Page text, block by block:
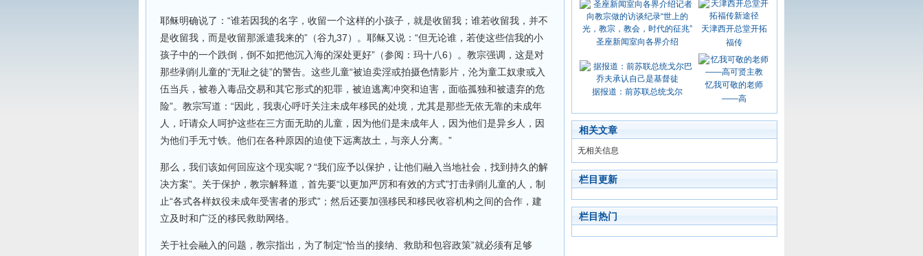
耶稣明确说了：“谁若因我的名字，收留一个这样的小孩子，就是收留我；谁若收留我，并不
是收留我，而是收留那派遣我来的”（谷九37）。耶稣又说：“但无论谁，若使这些信我的小
孩子中的一个跌倒，倒不如把他沉入海的深处更好”（参阅：玛十八6）。教宗强调，这是对
那些剥削儿童的“无耻之徒”的警告。这些儿童“被迫卖淫或拍摄色情影片，沦为童工奴隶或入
伍当兵，被卷入毒品交易和其它形式的犯罪，被迫逃离冲突和迫害，面临孤独和被遗弃的危
险”。教宗写道：“因此，我衷心呼吁关注未成年移民的处境，尤其是那些无依无靠的未成年
人，吁请众人呵护这些在三方面无助的儿童，因为他们是未成年人，因为他们是异乡人，因
为他们手无寸铁。他们在各种原因的迫使下远离故土，与亲人分离。”
那么，我们该如何回应这个现实呢？“我们应予以保护，让他们融入当地社会，找到持久的解
决方案”。关于保护，教宗解释道，首先要“以更加严厉和有效的方式”打击剥削儿童的人，制
止“各式各样奴役未成年受害者的形式”；然后还要加强移民和移民收容机构之间的合作，建
立及时和广泛的移民救助网络。
关于社会融入的问题，教宗指出，为了制定“恰当的接纳、救助和包容政策”就必须有足够
圣座新闻室向各界介绍
天津西开总堂开拓
福传
据报道：前苏联总统戈尔
忆我可敬的老师
——高
相关文章
无相关信息
栏目更新
栏目热门